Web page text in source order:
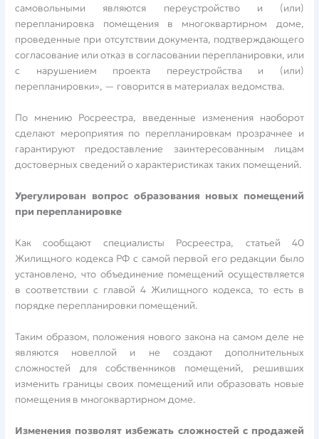
самовольными являются переустройство и (или)
перепланировка помещения в многоквартирном доме,
проведенные при отсутствии документа, подтверждающего
согласование или отказ в согласовании перепланировки, или
с нарушением проекта переустройства и (или)
перепланировки», — говорится в материалах ведомства.
По мнению Росреестра, введенные изменения наоборот
сделают мероприятия по перепланировкам прозрачнее и
гарантируют предоставление заинтересованным лицам
достоверных сведений о характеристиках таких помещений.
Урегулирован вопрос образования новых помещений
при перепланировке
Как сообщают специалисты Росреестра, статьей 40
Жилищного кодекса РФ с самой первой его редакции было
установлено, что объединение помещений осуществляется
в соответствии с главой 4 Жилищного кодекса, то есть в
порядке перепланировки помещений.
Таким образом, положения нового закона на самом деле не
являются новеллой и не создают дополнительных
сложностей для собственников помещений, решивших
изменить границы своих помещений или образовать новые
помещения в многоквартирном доме.
Изменения позволят избежать сложностей с продажей